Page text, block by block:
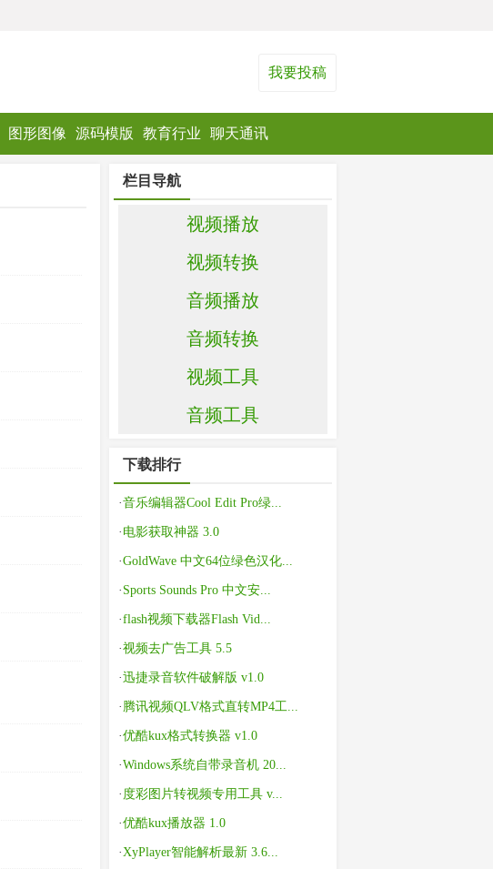
我要投稿
图形图像 源码模版 教育行业 聊天通讯
栏目导航
视频播放
视频转换
音频播放
音频转换
视频工具
音频工具
下载排行
·音乐编辑器Cool Edit Pro绿...
· 电影获取神器 3.0
·GoldWave 中文64位绿色汉化...
· Sports Sounds Pro 中文安...
·flash视频下载器Flash Vid...
·视频去广告工具 5.5
·迅捷录音软件破解版 v1.0
· 腾讯视频QLV格式直转MP4工...
·优酷kux格式转换器 v1.0
·Windows系统自带录音机 20...
· 度彩图片转视频专用工具 v...
·优酷kux播放器 1.0
·XyPlayer智能解析最新 3.6...